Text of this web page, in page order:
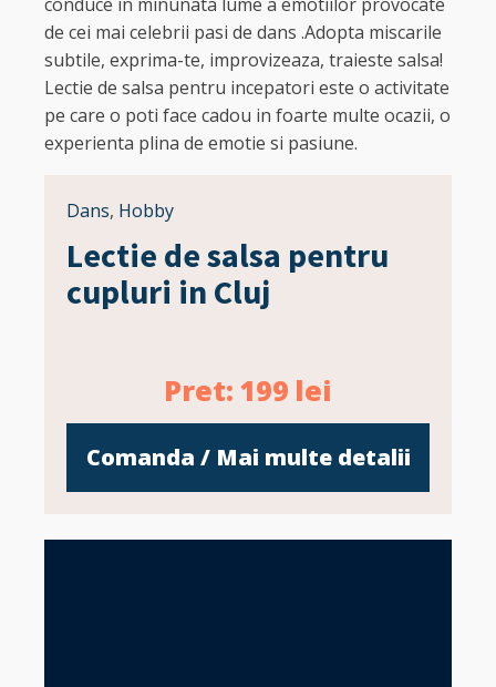
de cei mai celebrii pasi de dans .Adopta miscarile
subtile, exprima-te, improvizeaza, traieste salsa!
Lectie de salsa pentru incepatori este o activitate
pe care o poti face cadou in foarte multe ocazii, o
experienta plina de emotie si pasiune.
Dans, Hobby
Lectie de salsa pentru
cupluri in Cluj
Pret: 199 lei
Comanda / Mai multe detalii